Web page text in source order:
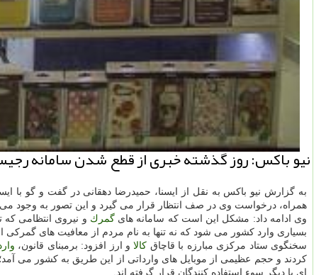
نیو باكس: روز گذشته خبری از قطع شدن سامانه
به گزارش نیو باكس به نقل از ایسنا، حمیدرضا دهقانی در گفت و گو با
همراه، درخواست وی در صف انتظار قرار می گیرد و این تصور به وجود
وی ادامه داد: مشكل این است كه سامانه هایگمرك و نیروی انتظامی كه
بسیاری وارد كشور می شود كه نه تنها به نام مردم از معافیت های گمركی
سخنگوی ستاد مركزی مبارزه با قاچاق كالاو ارز افزود: برمبنای قانون،
كردند و حجم عظیمی از موبایل های وارداتی از این طریق به كشور می
ای با دیگر سوء استفاده كنندگان قرار گرفته اند.